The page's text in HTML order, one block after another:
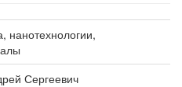
нанотехнологии,
Сергеевич